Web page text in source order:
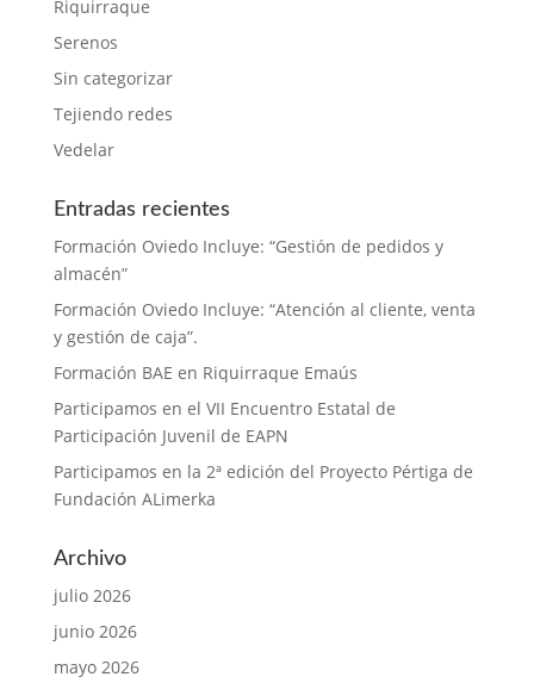
Riquirraque
Serenos
Sin categorizar
Tejiendo redes
Vedelar
Entradas recientes
Formación Oviedo Incluye: “Gestión de pedidos y
almacén”
Formación Oviedo Incluye: “Atención al cliente, venta
y gestión de caja”.
Formación BAE en Riquirraque Emaús
Participamos en el VII Encuentro Estatal de
Participación Juvenil de EAPN
Participamos en la 2ª edición del Proyecto Pértiga de
Fundación ALimerka
Archivo
julio 2026
junio 2026
mayo 2026